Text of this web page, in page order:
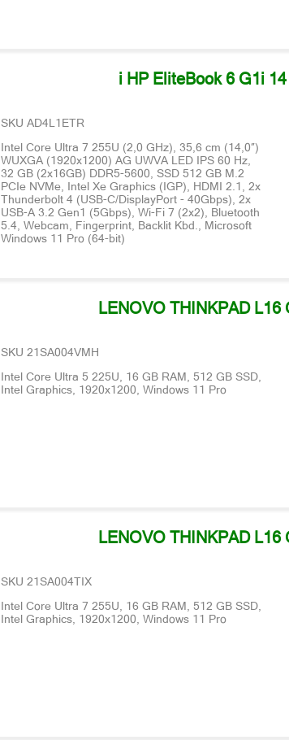
i HP EliteBook 6 G1i 14
SKU AD4L1ETR
Intel Core Ultra 7 255U (2,0 GHz), 35,6 cm (14,0″)
WUXGA (1920x1200) AG UWVA LED IPS 60 Hz,
32 GB (2x16GB) DDR5-5600, SSD 512 GB M.2
PCIe NVMe, Intel Xe Graphics (IGP), HDMI 2.1, 2x
Thunderbolt 4 (USB-C/DisplayPort - 40Gbps), 2x
USB-A 3.2 Gen1 (5Gbps), Wi-Fi 7 (2x2), Bluetooth
5.4, Webcam, Fingerprint, Backlit Kbd., Microsoft
Windows 11 Pro (64-bit)
LENOVO THINKPAD L16
SKU 21SA004VMH
Intel Core Ultra 5 225U, 16 GB RAM, 512 GB SSD,
Intel Graphics, 1920x1200, Windows 11 Pro
LENOVO THINKPAD L16
SKU 21SA004TIX
Intel Core Ultra 7 255U, 16 GB RAM, 512 GB SSD,
Intel Graphics, 1920x1200, Windows 11 Pro